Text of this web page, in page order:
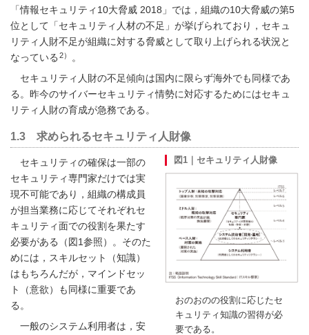
「情報セキュリティ10大脅威 2018」では，組織の10大脅威の第5
位として「セキュリティ人材の不足」が挙げられており，セキュ
リティ人財不足が組織に対する脅威として取り上げられる状況と
なっている 2）
。
セキュリティ人財の不足傾向は国内に限らず海外でも同様であ
る。昨今のサイバーセキュリティ情勢に対応するためにはセキュ
リティ人財の育成が急務である。
1.3 求められるセキュリティ人財像
図1｜セキュリティ人財像
おのおのの役割に応じたセ
キュリティ知識の習得が必
要である。
セキュリティの確保は一部の
セキュリティ専門家だけでは実
現不可能であり，組織の構成員
が担当業務に応じてそれぞれセ
キュリティ面での役割を果たす
必要がある（図1参照）。そのた
めには，スキルセット（知識）
はもちろんだが，マインドセッ
ト（意欲）も同様に重要であ
る。
一般のシステム利用者は，安